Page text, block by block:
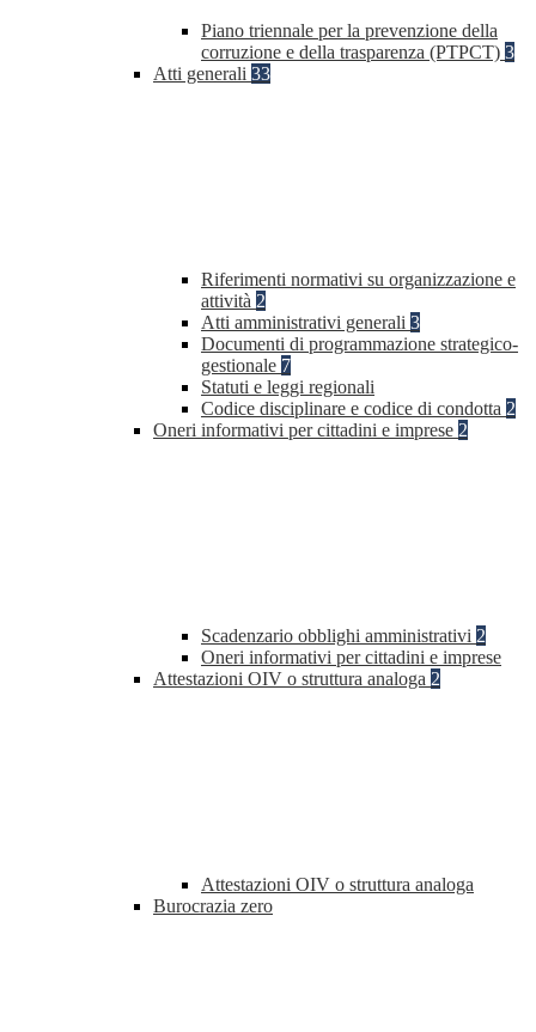
Piano triennale per la prevenzione della
corruzione e della trasparenza (PTPCT) 3
Atti generali 33
Riferimenti normativi su organizzazione e
attività 2
Atti amministrativi generali 3
Documenti di programmazione strategico-
gestionale 7
Statuti e leggi regionali
Codice disciplinare e codice di condotta 2
Oneri informativi per cittadini e imprese 2
Scadenzario obblighi amministrativi 2
Oneri informativi per cittadini e imprese
Attestazioni OIV o struttura analoga 2
Attestazioni OIV o struttura analoga
Burocrazia zero